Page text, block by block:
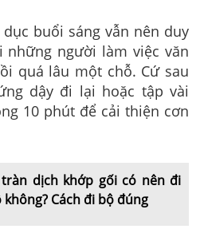
buổi sáng vẫn nên duy
người làm việc văn
quá lâu một chỗ. Cứ sau
dậy đi lại hoặc tập vài
10 phút để cải thiện cơn
tràn dịch khớp gối có nên đi
không? Cách đi bộ đúng